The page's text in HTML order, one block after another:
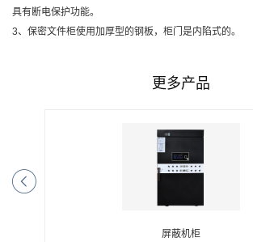
具有断电保护功能。
3、保密文件柜使用加厚型的钢板，柜门是内陷式的。
更多产品